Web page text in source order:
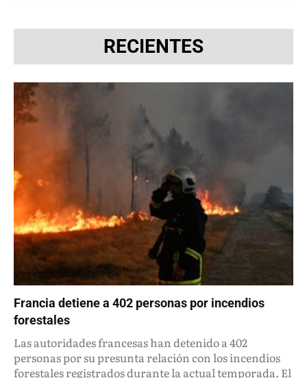
RECIENTES
Francia detiene a 402 personas por incendios
forestales
Las autoridades francesas han detenido a 402
personas por su presunta relación con los incendios
forestales registrados durante la actual temporada. El